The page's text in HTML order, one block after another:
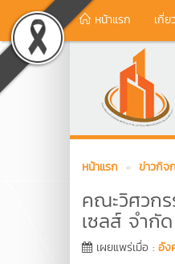
หน้าแรก เกี่
หน้าแรก ข่าวกิจ
คณะวิศวก
เซลส์ จำกัด
เผยแพร่เมื่อ : อัง